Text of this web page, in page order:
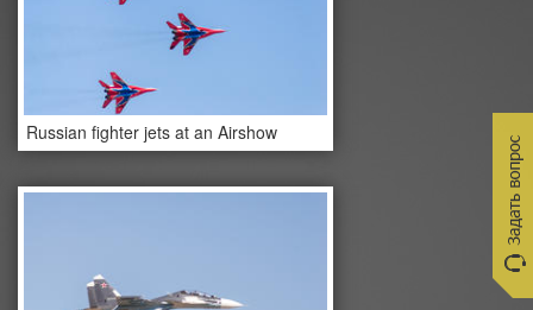
Russian fighter jets at an Airshow